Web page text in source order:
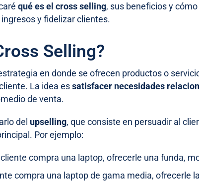
qué es el cross selling, sus beneficios y
y fidelizar clientes.
Selling?
en donde se ofrecen productos o
La idea essatisfacer necesidades
de venta.
del upselling, que consiste en persuadir al
Por ejemplo:
compra una laptop, ofrecerle una funda,
compra una laptop de gama media, ofrecerle